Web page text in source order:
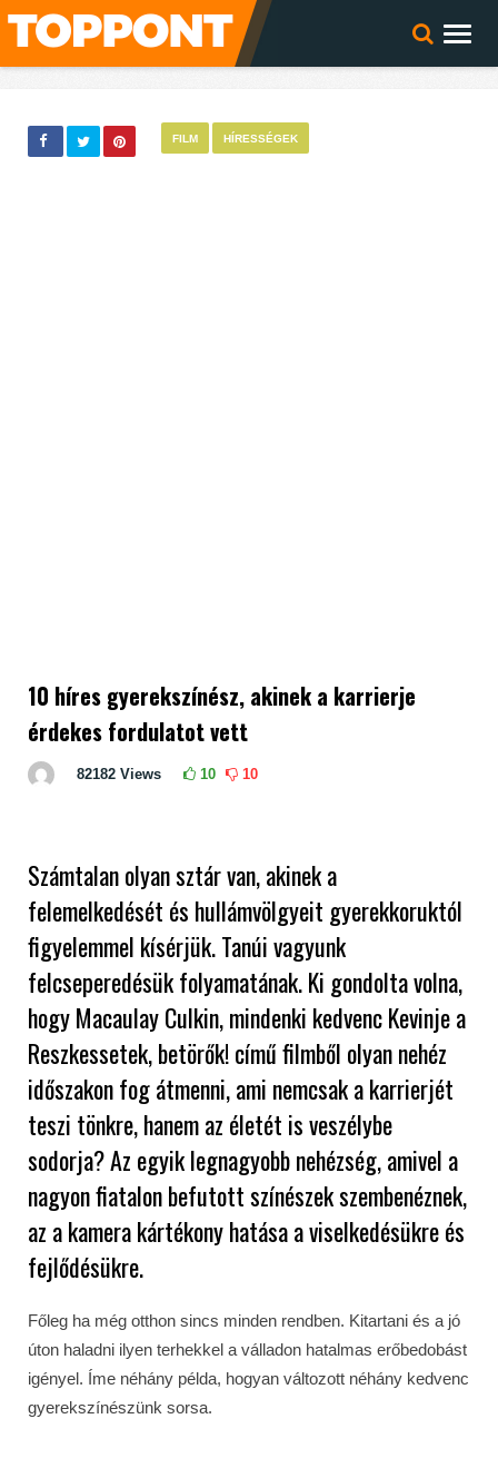
FILM HÍRESSÉGEK
10 híres gyerekszínész, akinek a karrierje
érdekes fordulatot vett
82182 Views 10 10
Számtalan olyan sztár van, akinek a
felemelkedését és hullámvölgyeit gyerekkoruktól
figyelemmel kísérjük. Tanúi vagyunk
felcseperedésük folyamatának. Ki gondolta volna,
hogy Macaulay Culkin, mindenki kedvenc Kevinje a
Reszkessetek, betörők! című filmből olyan nehéz
időszakon fog átmenni, ami nemcsak a karrierjét
teszi tönkre, hanem az életét is veszélybe
sodorja? Az egyik legnagyobb nehézség, amivel a
nagyon fiatalon befutott színészek szembenéznek,
az a kamera kártékony hatása a viselkedésükre és
fejlődésükre.
Főleg ha még otthon sincs minden rendben. Kitartani és a jó
úton haladni ilyen terhekkel a válladon hatalmas erőbedobást
igényel. Íme néhány példa, hogyan változott néhány kedvenc
gyerekszínészünk sorsa.